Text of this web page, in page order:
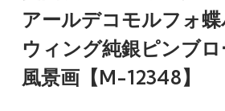
アールデコモルフォ
ウィング純銀ピンブ
風景画【M-12348】